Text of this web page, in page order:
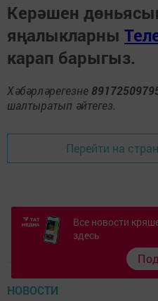
Керәшен
яңалыкларны
карап барыгыз.
Хәбәрләрегезне
шалтыратып әйтегез.
Перейти на
НОВОСТИ
Все новости
здесь